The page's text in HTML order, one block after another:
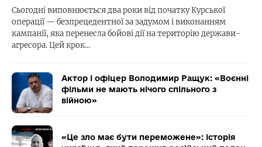
Сьогодні виповнюється два роки від початку Курської
операції — безпрецедентної за задумом і виконанням
кампанії, яка перенесла бойові дії на територію держави-
агресора. Цей крок…
Актор і офіцер Володимир Ращук: «Воєнні
фільми не мають нічого спільного з
війною»
«Це зло має бути переможене»: історія